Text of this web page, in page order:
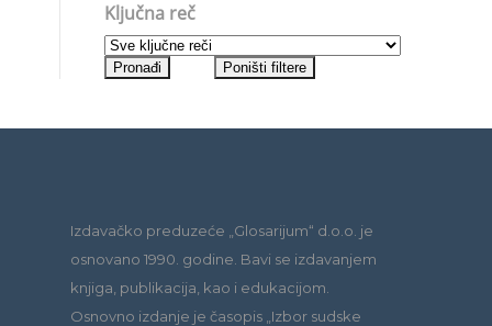
Ključna reč
Izdavačko preduzeće „Glosarijum“ d.o.o. je
osnovano 1990. godine. Bavi se izdavanjem
knjiga, publikacija, kao i edukacijom.
Osnovno izdanje je časopis „Izbor sudske